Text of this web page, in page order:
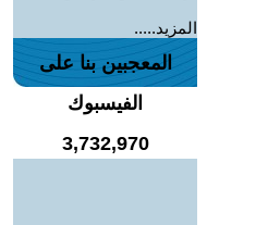
المزيد.....
المعجبين بنا على
الفيسبوك
3,732,970